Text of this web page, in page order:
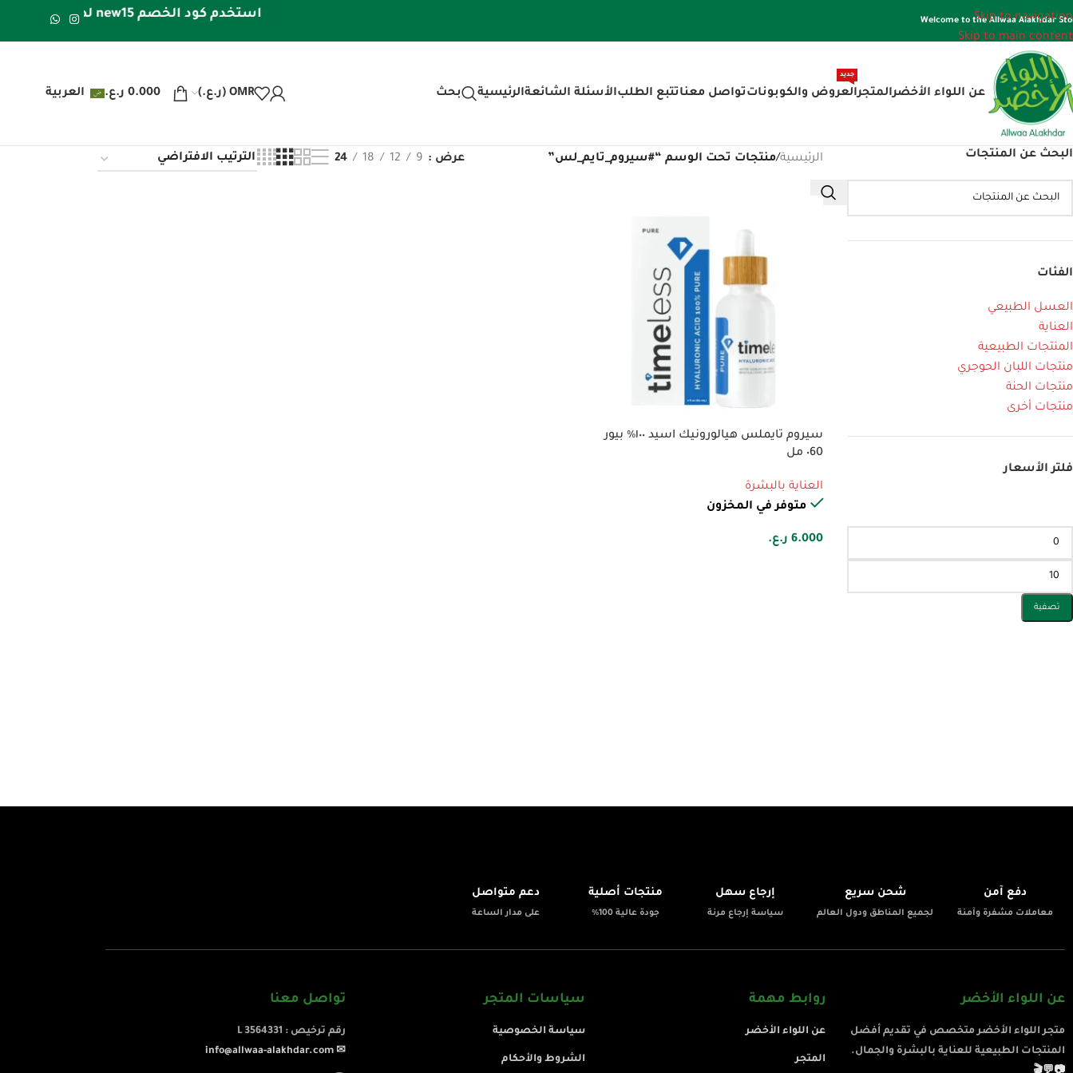
Skip to navigation
Skip to main content
Welcome to the Allwaa Alakhdar استخدم كود الخصم new15 لطلبك الأول | شحن مجاني داخل عُمان للطلبات فوق 20 ريال عُماني | شحن مجاني لدول الخليج للطلبات فوق 40 ريال عُماني
عن اللواء الأخضرالمتجرالعروض والكوبونات
جديد
تواصل معناتتبع الطلبالأسئلة الشائعةالرئيسية بحث OMR (ر.ع.) 0.000 ر.ع. العربية
البحث عن المنتجات
الفئات
العسل الطبيعي
العناية
المنتجات الطبيعية
منتجات اللبان الحوجري
منتجات الحنة
منتجات أخرى
فلتر الأسعار
تصفية
الرئيسية/منتجات تحت الوسم “#سيروم_تايم_لس” عرض 9
12
18
24
سيروم تايملس هيالورونيك اسيد ١٠٠٪ بيور
٠60 مل
العناية بالبشرة
متوفر في المخزون
6.000 ر.ع.
دفع آمن
معاملات مشفرة وآمنة
شحن سريع
لجميع المناطق ودول العالم
إرجاع سهل
سياسة إرجاع مرنة
منتجات أصلية
جودة عالية 100%
دعم متواصل
على مدار الساعة
عن اللواء الأخضر
متجر اللواء الأخضر متخصص في تقديم أفضل
المنتجات الطبيعية للعناية بالبشرة والجمال.
روابط مهمة
عن اللواء الأخضر
المتجر
سياسات المتجر
سياسة الخصوصية
الشروط والأحكام
تواصل معنا
رقم ترخيص : L 3564331
✉ info@allwaa-alakhdar.com